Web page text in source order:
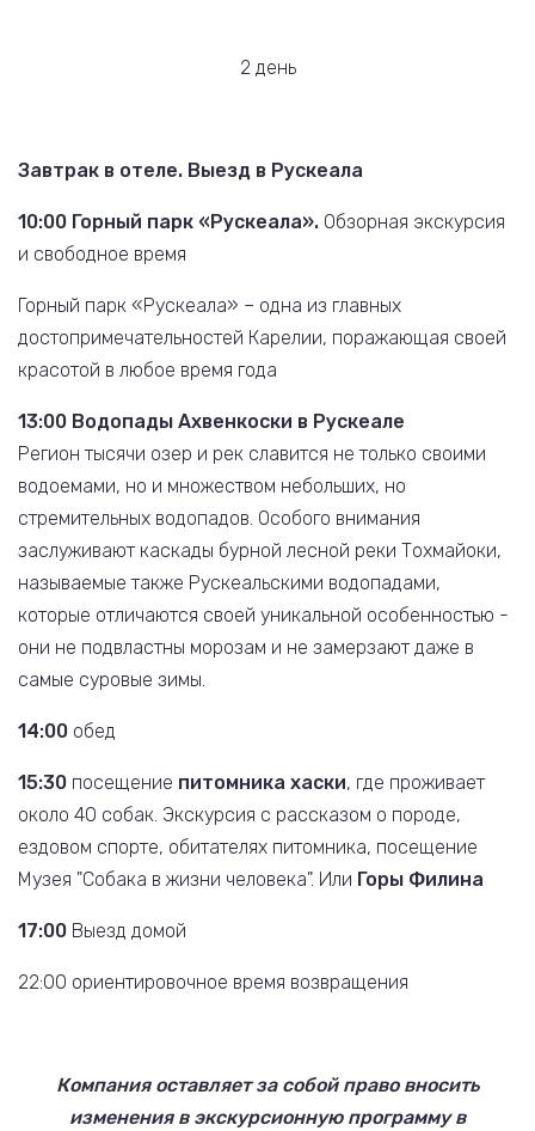
2 день
Завтрак в отеле. Выезд в Рускеала
10:00 Горный парк «Рускеала». Обзорная экскурсия
и свободное время
Горный парк «Рускеала» – одна из главных
достопримечательностей Карелии, поражающая своей
красотой в любое время года
13:00 Водопады Ахвенкоски в Рускеале
Регион тысячи озер и рек славится не только своими
водоемами, но и множеством небольших, но
стремительных водопадов. Особого внимания
заслуживают каскады бурной лесной реки Тохмайоки,
называемые также Рускеальскими водопадами,
которые отличаются своей уникальной особенностью -
они не подвластны морозам и не замерзают даже в
самые суровые зимы.
14:00 обед
15:30 посещение питомника хаски, где проживает
около 40 собак. Экскурсия с рассказом о породе,
ездовом спорте, обитателях питомника, посещение
Музея "Собака в жизни человека". Или Горы Филина
17:00 Выезд домой
22:00 ориентировочное время возвращения
Компания оставляет за собой право вносить
изменения в экскурсионную программу в